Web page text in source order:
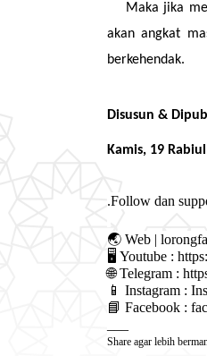
Maka jika
akan angkat
berkehendak.
Disusun &
Kamis, 19
.Follow dan
🌏 Web |
🖥 Youtube :
🌐 Telegram :
📱 Instagram :
📘 Facebook :
Share agar lebih